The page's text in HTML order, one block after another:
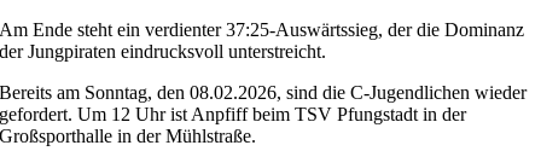
Am Ende steht ein verdienter 37:25-Auswärtssieg, der die Dominanz
der Jungpiraten eindrucksvoll unterstreicht.
Bereits am Sonntag, den 08.02.2026, sind die C-Jugendlichen wieder
gefordert. Um 12 Uhr ist Anpfiff beim TSV Pfungstadt in der
Großsporthalle in der Mühlstraße.